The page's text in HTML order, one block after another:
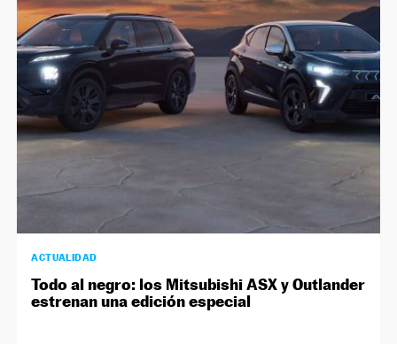
ACTUALIDAD
Todo al negro: los Mitsubishi ASX y Outlander
estrenan una edición especial